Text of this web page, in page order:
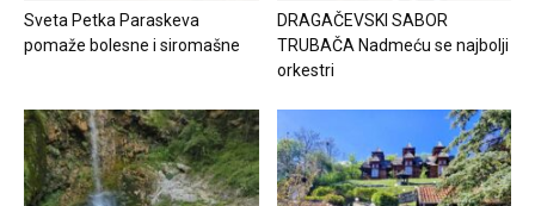
Sveta Petka Paraskeva
pomaže bolesne i siromašne
DRAGAČEVSKI SABOR
TRUBAČA Nadmeću se najbolji
orkestri